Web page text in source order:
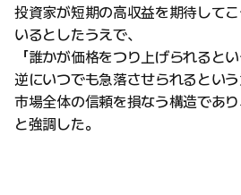
投資家が短期の高収益を期待して
いるとしたうえで、
「誰かが価格をつり上げられるとい
逆にいつでも急落させられるという
市場全体の信頼を損なう構造であり
と強調した。